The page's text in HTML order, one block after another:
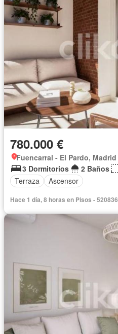
780.000 €
Fuencarral - El Pardo, Madrid
3 Dormitorios
2 Baños
Terraza
Ascensor
Hace 1 día, 8 horas en Pisos - 520836